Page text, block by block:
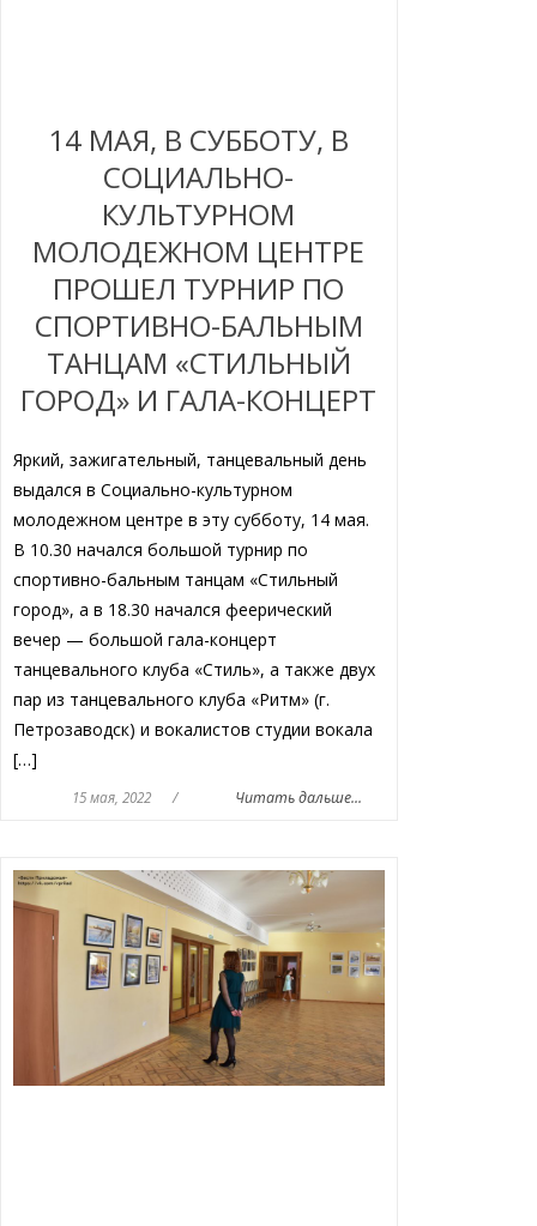
14 МАЯ, В СУББОТУ, В
СОЦИАЛЬНО-
КУЛЬТУРНОМ
МОЛОДЕЖНОМ ЦЕНТРЕ
ПРОШЕЛ ТУРНИР ПО
СПОРТИВНО-БАЛЬНЫМ
ТАНЦАМ «СТИЛЬНЫЙ
ГОРОД» И ГАЛА-КОНЦЕРТ
Яркий, зажигательный, танцевальный день
выдался в Социально-культурном
молодежном центре в эту субботу, 14 мая.
В 10.30 начался большой турнир по
спортивно-бальным танцам «Стильный
город», а в 18.30 начался феерический
вечер — большой гала-концерт
танцевального клуба «Стиль», а также двух
пар из танцевального клуба «Ритм» (г.
Петрозаводск) и вокалистов студии вокала
[…]
15 мая, 2022 / Читать дальше...